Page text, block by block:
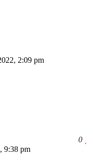
2:09 pm
0
9:38 pm